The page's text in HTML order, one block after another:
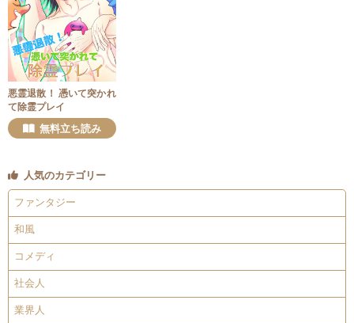
悪霊退散！ 憑いて突かれ
て除霊プレイ
無料立ち読み
人気のカテゴリー
ファンタジー
和風
コメディ
社会人
業界人